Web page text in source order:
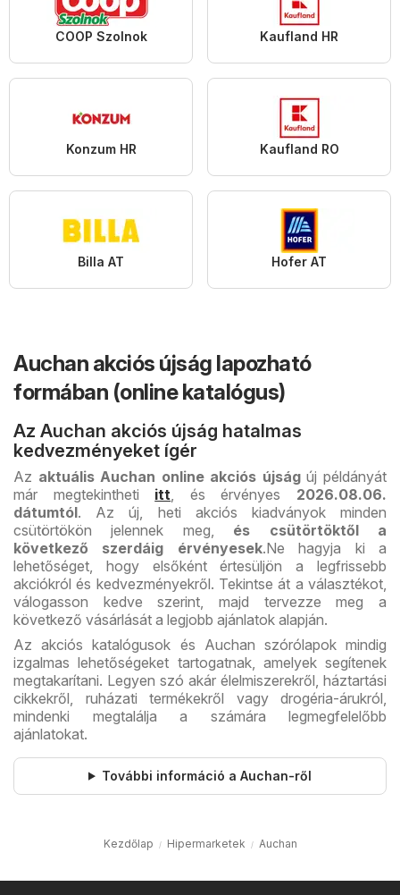
COOP Szolnok Kaufland HR
Konzum HR Kaufland RO
Billa AT Hofer AT
Auchan akciós újság lapozható
formában (online katalógus)
Az Auchan akciós újság hatalmas
kedvezményeket ígér
Az aktuális Auchan online akciós újságúj példányát
már megtekintheti itt, és érvényes 2026.08.06.
dátumtól. Az új, heti akciós kiadványok minden
csütörtökön jelennek meg, és csütörtöktől a
következő szerdáig érvényesek.Ne hagyja ki a
lehetőséget, hogy elsőként értesüljön a legfrissebb
akciókról és kedvezményekről. Tekintse át a választékot,
válogasson kedve szerint, majd tervezze meg a
következő vásárlását a legjobb ajánlatok alapján.
Az akciós katalógusok és Auchan szórólapok mindig
izgalmas lehetőségeket tartogatnak, amelyek segítenek
megtakarítani. Legyen szó akár élelmiszerekről, háztartási
cikkekről, ruházati termékekről vagy drogéria-árukról,
mindenki megtalálja a számára legmegfelelőbb
ajánlatokat.
További információ a Auchan-ről
Kezdőlap Hipermarketek Auchan